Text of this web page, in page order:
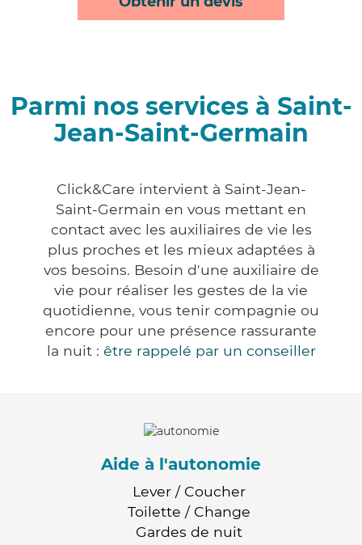
Parmi nos services à Saint-
Jean-Saint-Germain
Click&Care intervient à Saint-Jean-
Saint-Germain en vous mettant en
contact avec les auxiliaires de vie les
plus proches et les mieux adaptées à
vos besoins. Besoin d'une auxiliaire de
vie pour réaliser les gestes de la vie
quotidienne, vous tenir compagnie ou
encore pour une présence rassurante
la nuit : être rappelé par un conseiller
Aide à l'autonomie
Lever / Coucher
Toilette / Change
Gardes de nuit